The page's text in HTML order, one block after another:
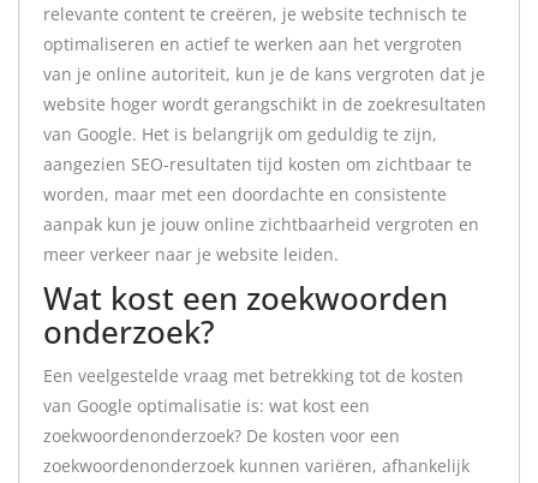
relevante content te creëren, je website technisch te
optimaliseren en actief te werken aan het vergroten
van je online autoriteit, kun je de kans vergroten dat je
website hoger wordt gerangschikt in de zoekresultaten
van Google. Het is belangrijk om geduldig te zijn,
aangezien SEO-resultaten tijd kosten om zichtbaar te
worden, maar met een doordachte en consistente
aanpak kun je jouw online zichtbaarheid vergroten en
meer verkeer naar je website leiden.
Wat kost een zoekwoorden
onderzoek?
Een veelgestelde vraag met betrekking tot de kosten
van Google optimalisatie is: wat kost een
zoekwoordenonderzoek? De kosten voor een
zoekwoordenonderzoek kunnen variëren, afhankelijk